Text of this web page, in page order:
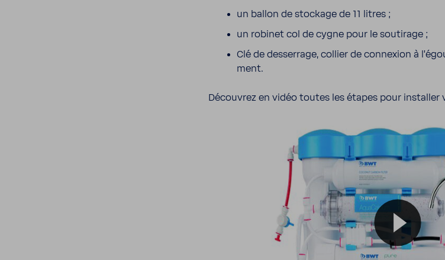
un ballon de stockage de 11 litres ;
un robinet col de cygne pour le souti­rage ;
Clé de desser­rage, collier de connexion à
ment.
Décou­vrez en vidéo toutes les étapes pour